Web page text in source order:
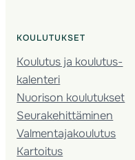
KOULUTUKSET
Koulutus ja koulutus­
kalenteri
Nuorison koulutukset
Seura­kehittäminen
Valmentaja­koulutus
Kartoitus